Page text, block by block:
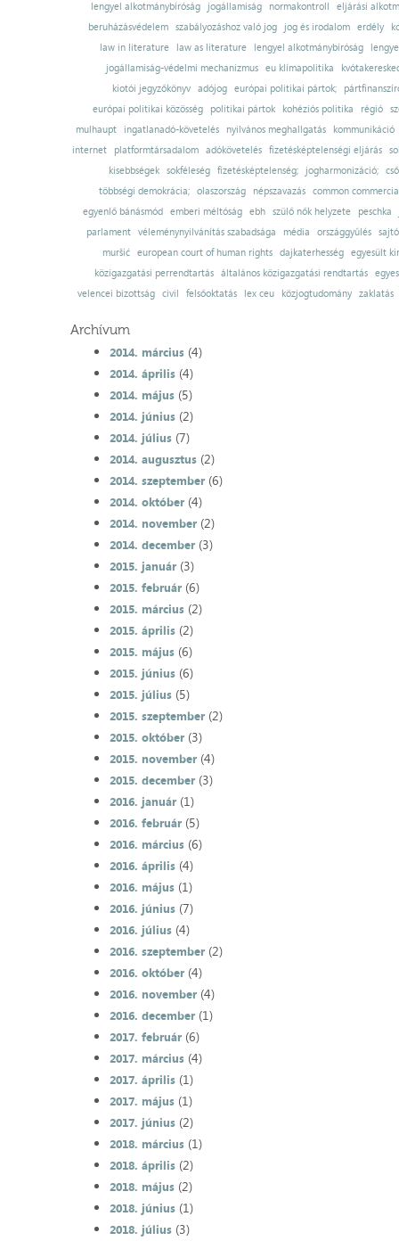
lengyel alkotmánybíróság jogállamiság normakontroll
eljárási
beruházásvédelem
szabályozáshoz való jog jog és irodalom erdély
law in literature
law as literature lengyel alkotmánybíróság
jogállamiság-védelmi mechanizmus
eu klímapolitika
kiotói jegyzőkönyv adójog európai politikai pártok;
európai politikai közösség
politikai pártok kohéziós politika régió
mulhaupt
ingatlanadó-követelés nyilvános meghallgatás
kommunikáció
internet
platformtársadalom adókövetelés fizetésképtelenségi eljárás
kisebbségek sokféleség fizetésképtelenség; jogharmonizáció;
többségi demokrácia; olaszország népszavazás common
egyenlő bánásmód emberi méltóság ebh szülő nők helyzete
peschka
parlament
véleménynyilvánítás szabadsága média országgyűlés
muršić
european court of human rights dajkaterhesség
egyesült
közigazgatási perrendtartás
általános közigazgatási rendtartás
velencei bizottság
civil felsőoktatás lex ceu közjogtudomány zaklatás
Archívum
2014. március(4)
2014. április(4)
2014. május(5)
2014. június(2)
2014. július(7)
2014. augusztus(2)
2014. szeptember(6)
2014. október(4)
2014. november(2)
2014. december(3)
2015. január(3)
2015. február(6)
2015. március(2)
2015. április(2)
2015. május(6)
2015. június(6)
2015. július(5)
2015. szeptember(2)
2015. október(3)
2015. november(4)
2015. december(3)
2016. január(1)
2016. február(5)
2016. március(6)
2016. április(4)
2016. május(1)
2016. június(7)
2016. július(4)
2016. szeptember(2)
2016. október(4)
2016. november(4)
2016. december(1)
2017. február(6)
2017. március(4)
2017. április(1)
2017. május(1)
2017. június(2)
2018. március(1)
2018. április(2)
2018. május(2)
2018. június(1)
2018. július(3)